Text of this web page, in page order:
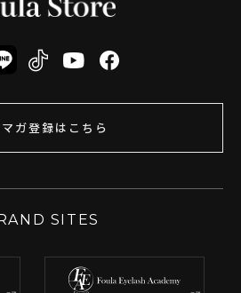
ガ登録はこちら
SITES